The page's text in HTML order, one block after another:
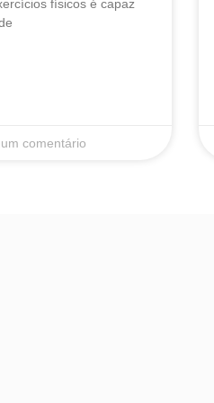
físicos é capaz
comentário